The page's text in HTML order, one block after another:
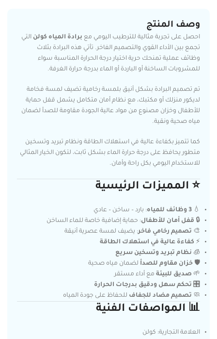
وصف المنتج
احصل على تجربة مثالية للترطيب اليومي مع برادة المياه كولن التي
تجمع بين الأداء القوي والتصميم الفاخر. تأتي هذه البرادة بثلاث
وظائف عملية تمنحك حرية اختيار درجة الحرارة المناسبة سواء
للمشروبات الساخنة أو الباردة أو الماء بدرجة حرارة الغرفة.
تم تصميم البرادة بشكل أنيق بلمسة رخامية تضيف لمسة فخامة
لديكور منزلك أو مكتبك، مع نظام أمان متكامل يشمل قفل حماية
للأطفال وخزان مصنوع من مواد عالية الجودة مقاومة للصدأ لضمان
مياه صحية ونقية.
كما تتميز بكفاءة عالية في استهلاك الطاقة ونظام تبريد وتسخين
متطور يحافظ على درجة حرارة الماء بشكل ثابت، لتكون الخيار المثالي
للاستخدام اليومي بكل راحة وأمان.
⭐ المميزات الرئيسية
💧 3 وظائف للمياه
: بارد – ساخن – عادي
🔒 قفل أمان للأطفال: حماية إضافية خاصة للماء الساخن
🎨 تصميم رخامي فاخر: يضيف لمسة عصرية أنيقة
⚡ كفاءة عالية في استهلاك الطاقة
🧊 نظام تبريد وتسخين سريع
🛡️ خزان مقاوم للصدأ لضمان مياه صحية
🌱 صديق للبيئة مع أداء مستقر
🎛️ تحكم سهل ودقيق بدرجات الحرارة
🧼 تصميم مضاد للجفاف للحفاظ على جودة المياه
📊 المواصفات الفنية
العلامة التجارية: كولن